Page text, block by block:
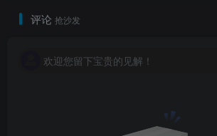
评论 抢沙发
欢迎您留下宝贵的见解！